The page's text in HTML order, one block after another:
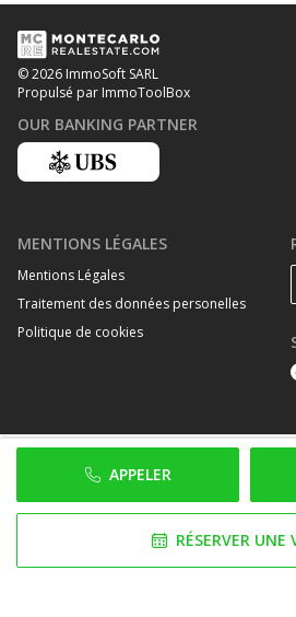
APPELER
RÉSERVER UNE
© 2026 ImmoSoft SARL
Propulsé par ImmoToolBox
OUR BANKING PARTNER
MENTIONS LÉGALES
Mentions Légales
Traitement des données personelles
Politique de cookies